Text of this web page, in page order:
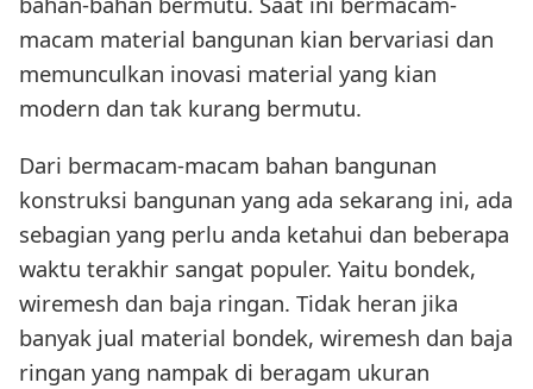
macam material bangunan kian bervariasi dan
memunculkan inovasi material yang kian
modern dan tak kurang bermutu.
Dari bermacam-macam bahan bangunan
konstruksi bangunan yang ada sekarang ini, ada
sebagian yang perlu anda ketahui dan beberapa
waktu terakhir sangat populer. Yaitu bondek,
wiremesh dan baja ringan. Tidak heran jika
banyak jual material bondek, wiremesh dan baja
ringan yang nampak di beragam ukuran